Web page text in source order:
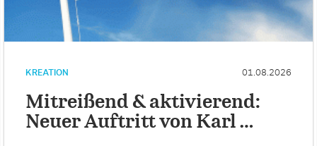
KREATION 01.08.2026
Mitreißend & aktivierend:
Neuer Auftritt von Karl …